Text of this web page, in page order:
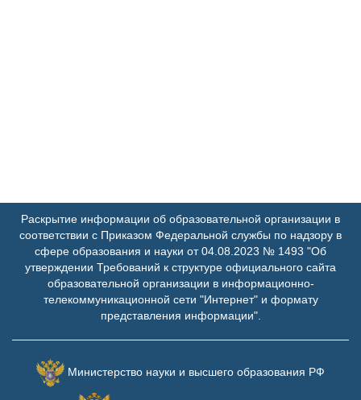
Раскрытие информации об образовательной организации в
соответствии с Приказом Федеральной службы по надзору в
сфере образования и науки от 04.08.2023 № 1493 "Об
утверждении Требований к структуре официального сайта
образовательной организации в информационно-
телекоммуникационной сети "Интернет" и формату
представления информации".
Министерство науки и высшего образования РФ